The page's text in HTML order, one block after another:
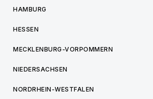
HAMBURG
HESSEN
MECKLENBURG-VORPOMMERN
NIEDERSACHSEN
NORDRHEIN-WESTFALEN